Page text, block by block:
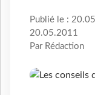
Publié le :
20.05.2011
Par Rédaction